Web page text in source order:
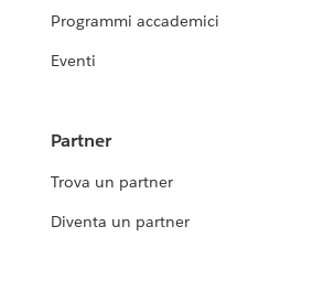
Programmi accademici
Eventi
Partner
Trova un partner
Diventa un partner